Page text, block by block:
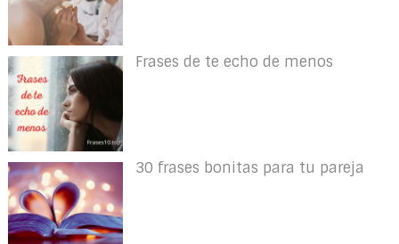
Frases de te echo de menos
30 frases bonitas para tu pareja